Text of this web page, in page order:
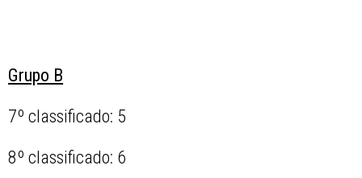
Grupo B
7º classificado: 5
8º classificado: 6